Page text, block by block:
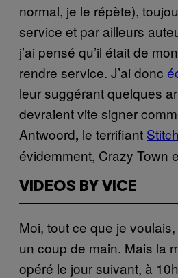
normal, je le répète),
service et par ailleurs
j’ai pensé qu’il était de
rendre service. J’ai donc
leur suggérant quelques
devraient vite signer
Antwoord, le terrifiant
évidemment, Crazy Town
VIDEOS BY VICE
Moi, tout ce que je
un coup de main. Mais la
opéré le jour suivant, à